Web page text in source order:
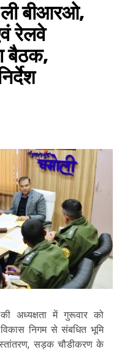
ली बीआरओ,
रेलवे
बैठक,
की अध्यक्षता में गुरूवार को
निगम से संबधित भूमि
सड़क चौडीकरण के